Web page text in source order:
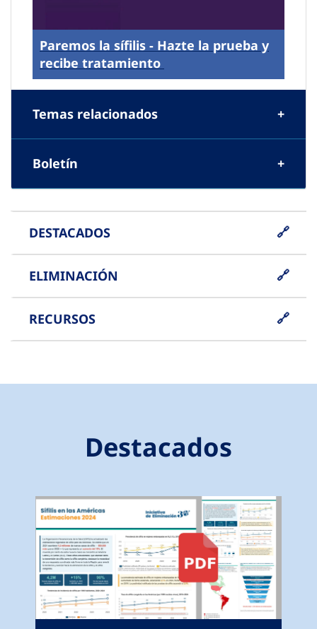
Paremos la sífilis - Hazte la prueba y
recibe tratamiento
Temas relacionados
Boletín
DESTACADOS
ELIMINACIÓN
RECURSOS
Destacados